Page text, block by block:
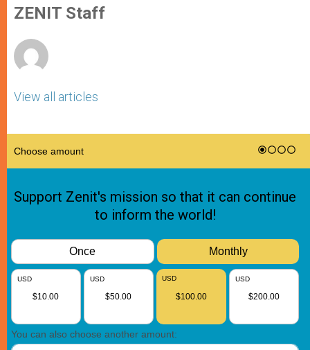
p
p
g
e
o
k
ZENIT Staff
View all articles